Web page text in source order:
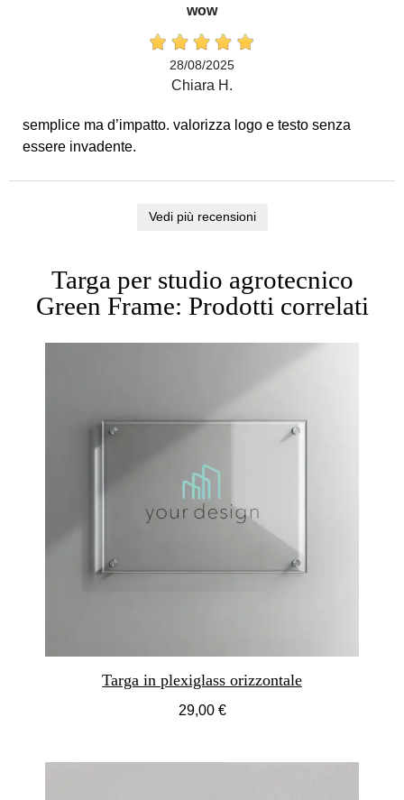
wow
28/08/2025
Chiara H.
semplice ma d’impatto. valorizza logo e testo senza
essere invadente.
Vedi più recensioni
Targa per studio agrotecnico
Green Frame: Prodotti correlati
Targa in plexiglass orizzontale
29,00 €